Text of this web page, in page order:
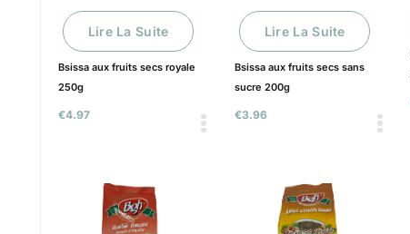
€4.97
Bsissa aux fruits secs royale
250g
Lire La Suite
€3.96
Bsissa aux fruits secs sans
sucre 200g
Lire La Suite